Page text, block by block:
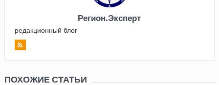
Регион.Эксперт
редакционный блог
ПОХОЖИЕ СТАТЬИ